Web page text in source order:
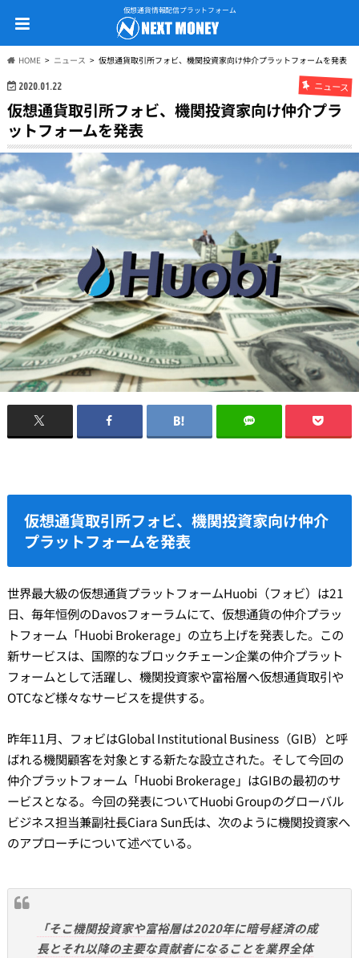
仮想通貨情報配信プラットフォーム
HOME ニュース 仮想通貨取引所フォビ、機関投資家向け仲介プラットフォームを発表
2020.01.22 ニュース
仮想通貨取引所フォビ、機関投資家向け仲介プラ
ットフォームを発表
仮想通貨取引所フォビ、機関投資家向け仲介
プラットフォームを発表
世界最大級の仮想通貨プラットフォームHuobi（フォビ）は21
日、毎年恒例のDavosフォーラムにて、仮想通貨の仲介プラッ
トフォーム「Huobi Brokerage」の立ち上げを発表した。この
新サービスは、国際的なブロックチェーン企業の仲介プラット
フォームとして活躍し、機関投資家や富裕層へ仮想通貨取引や
OTCなど様々なサービスを提供する。
昨年11月、フォビはGlobal Institutional Business（GIB）と呼
ばれる機関顧客を対象とする新たな設立された。そして今回の
仲介プラットフォーム「Huobi Brokerage」はGIBの最初のサ
ービスとなる。今回の発表についてHuobi Groupのグローバル
ビジネス担当兼副社長Ciara Sun氏は、次のように機関投資家へ
のアプローチについて述べている。
「そこ機関投資家や富裕層は2020年に暗号経済の成
長とそれ以降の主要な貢献者になることを業界全体